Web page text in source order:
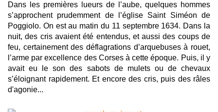
Dans les premières lueurs de l’aube, quelques hommes
s’approchent prudemment de l’église Saint Siméon de
Poggiolo. On est au matin du 11 septembre 1634. Dans la
nuit, des cris avaient été entendus, et aussi des coups de
feu, certainement des déflagrations d’arquebuses à rouet,
l’arme par excellence des Corses à cette époque. Puis, il y
avait eu le son des sabots de mulets ou de chevaux
s’éloignant rapidement. Et encore des cris, puis des râles
d'agonie...